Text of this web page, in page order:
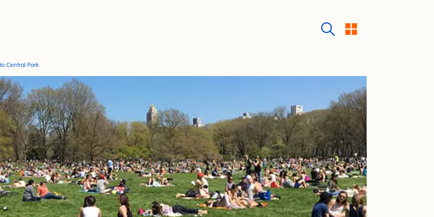
Central Park